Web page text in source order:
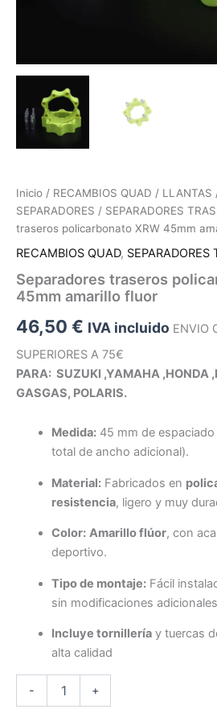
Inicio / RECAMBIOS QUAD / LLANTAS
SEPARADORES / SEPARADORES
traseros policarbonato XRW 45mm
RECAMBIOS QUAD, SEPARADORES
Separadores traseros
45mm amarillo fluor
46,50 € IVA incluido ENVIO
SUPERIORES A 75€
PARA: SUZUKI ,YAMAHA ,HONDA
GASGAS, POLARIS.
Medida:45 mm de espaciado
total de ancho adicional).
Material:Fabricados en
resistencia, ligero y muy
Color: Amarillo flúor, con
deportivo.
Tipo de montaje:Fácil
sin modificaciones
Incluye tornilleríay tuercas
alta calidad
- +